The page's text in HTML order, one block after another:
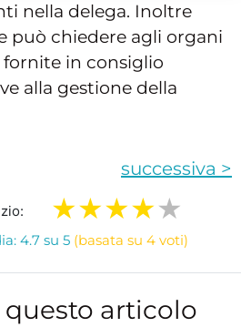
nella delega. Inoltre
può chiedere agli organi
in consiglio
alla gestione della
successiva >
4.7 su 5 (basata su 4 voti)
articolo